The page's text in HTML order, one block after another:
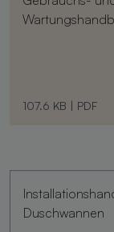
107.6 KB | PDF
Duschwannen